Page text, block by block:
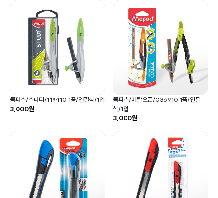
콤파스/스터디/119410 1품/연필식/1입
3,000원
콤파스/메탈오픈/036910 1품/연필
식/1입
3,000원